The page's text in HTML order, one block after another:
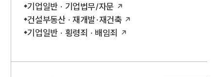
언론보도
공지사항
법률 블로그
법률서식
기업일반 · 기업법무/자문
건설부동산 · 재개발·재건축
기업일반 · 횡령죄 · 배임죄